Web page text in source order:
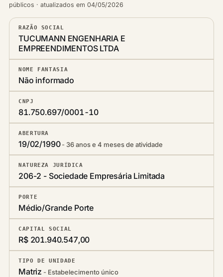
públicos · atualizados em 04/05/2026
RAZÃO SOCIAL
TUCUMANN ENGENHARIA E
EMPREENDIMENTOS LTDA
NOME FANTASIA
Não informado
CNPJ
81.750.697/0001-10
ABERTURA
19/02/1990 36 anos e 4 meses de atividade
NATUREZA JURÍDICA
206-2 - Sociedade Empresária Limitada
PORTE
Médio/Grande Porte
CAPITAL SOCIAL
R$ 201.940.547,00
TIPO DE UNIDADE
Matriz Estabelecimento único